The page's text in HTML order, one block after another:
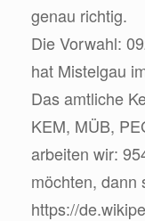
genau richtig.
Die Vorwahl:
hat Mistelgau
Das amtliche
KEM, MÜB,
arbeiten wir:
möchten, dann
https://